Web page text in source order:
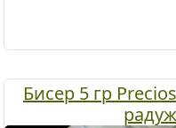
Бисер 5 гр